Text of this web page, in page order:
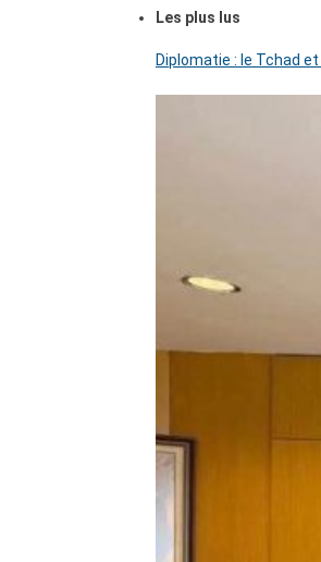
Les plus lus
Diplomatie : le Tchad